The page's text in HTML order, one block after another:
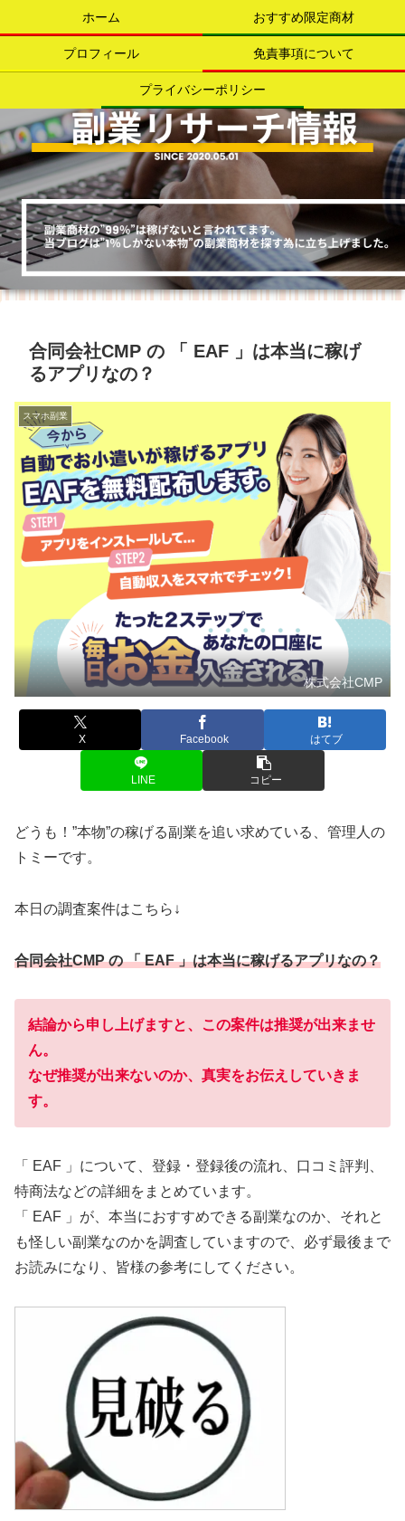
ホーム おすすめ限定商材
プロフィール 免責事項について
プライバシーポリシー
合同会社CMP の 「 EAF 」は本当に稼げ
るアプリなの？
スマホ副業
株式会社CMP
X Facebook はてブ
LINE コピー
どうも！”本物”の稼げる副業を追い求めている、管理人の
トミーです。
本日の調査案件はこちら↓
合同会社CMP の 「 EAF 」は本当に稼げるアプリなの？
結論から申し上げますと、この案件は推奨が出来ませ
ん。
なぜ推奨が出来ないのか、真実をお伝えしていきま
す。
「 EAF 」について、登録・登録後の流れ、口コミ評判、
特商法などの詳細をまとめています。
「 EAF 」が、本当におすすめできる副業なのか、それと
も怪しい副業なのかを調査していますので、必ず最後まで
お読みになり、皆様の参考にしてください。